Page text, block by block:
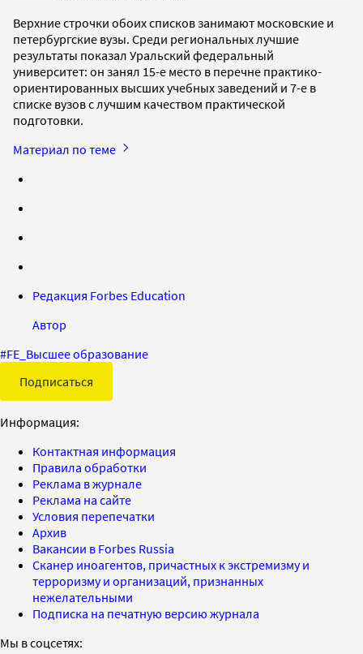
Верхние строчки обоих списков занимают московские и
петербургские вузы. Среди региональных лучшие
результаты показал Уральский федеральный
университет: он занял 15-е место в перечне практико-
ориентированных высших учебных заведений и 7-е в
списке вузов с лучшим качеством практической
подготовки.
Материал по теме
Редакция Forbes Education
Автор
#FE_Высшее образование
Подписаться
Информация:
Контактная информация
Правила обработки
Реклама в журнале
Реклама на сайте
Условия перепечатки
Архив
Вакансии в Forbes Russia
Сканер иноагентов, причастных к экстремизму и
терроризму и организаций, признанных
нежелательными
Подписка на печатную версию журнала
Мы в соцсетях: